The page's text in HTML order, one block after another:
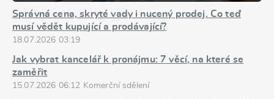
Správná cena, skryté vady i nucený prodej. Co teď
musí vědět kupující a prodávající?
18.07.2026 03:19
Jak vybrat kancelář k pronájmu: 7 věcí, na které se
zaměřit
15.07.2026 06:12 Komerční sdělení